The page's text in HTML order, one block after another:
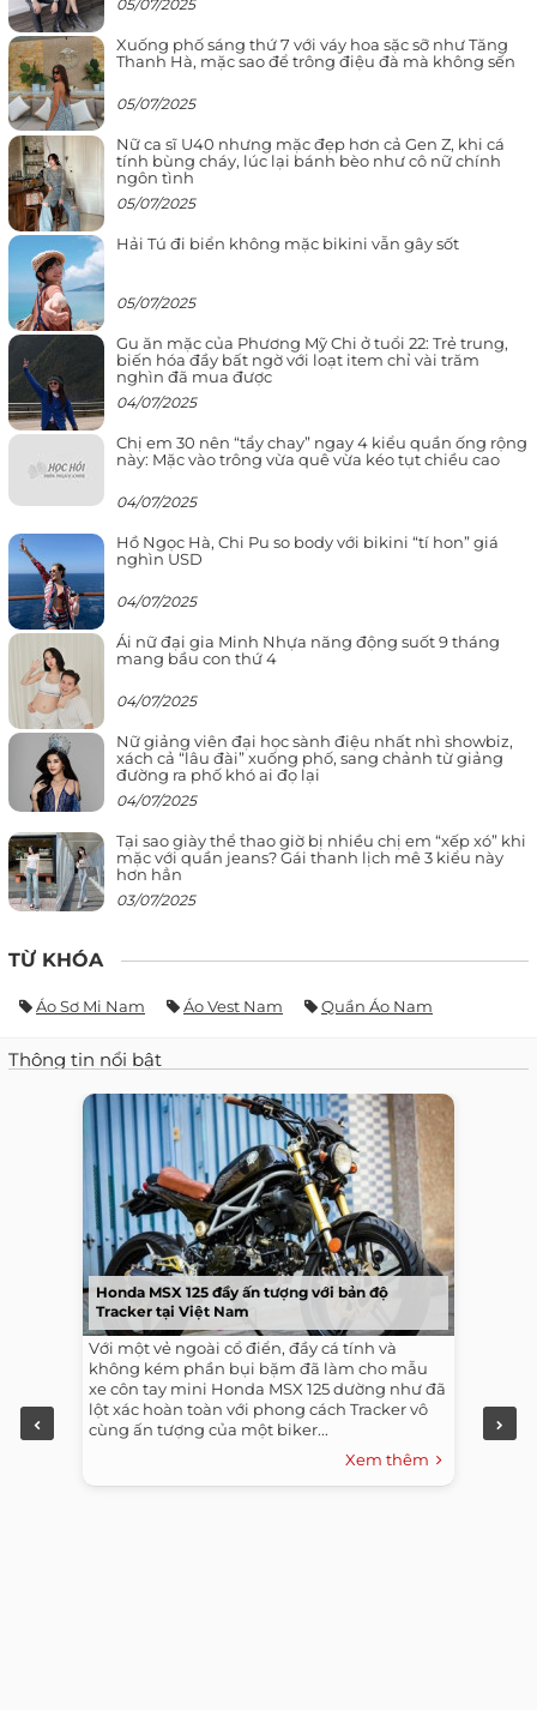
05/07/2025
Xuống phố sáng thứ 7 với váy hoa sặc sỡ như Tăng
Thanh Hà, mặc sao để trông điệu đà mà không sến
05/07/2025
Nữ ca sĩ U40 nhưng mặc đẹp hơn cả Gen Z, khi cá
tính bùng cháy, lúc lại bánh bèo như cô nữ chính
ngôn tình
05/07/2025
Hải Tú đi biển không mặc bikini vẫn gây sốt
05/07/2025
Gu ăn mặc của Phương Mỹ Chi ở tuổi 22: Trẻ trung,
biến hóa đầy bất ngờ với loạt item chỉ vài trăm
nghìn đã mua được
04/07/2025
Chị em 30 nên “tẩy chay” ngay 4 kiểu quần ống rộng
này: Mặc vào trông vừa quê vừa kéo tụt chiều cao
04/07/2025
Hồ Ngọc Hà, Chi Pu so body với bikini “tí hon” giá
nghìn USD
04/07/2025
Ái nữ đại gia Minh Nhựa năng động suốt 9 tháng
mang bầu con thứ 4
04/07/2025
Nữ giảng viên đại học sành điệu nhất nhì showbiz,
xách cả “lâu đài” xuống phố, sang chảnh từ giảng
đường ra phố khó ai đọ lại
04/07/2025
Tại sao giày thể thao giờ bị nhiều chị em “xếp xó” khi
mặc với quần jeans? Gái thanh lịch mê 3 kiểu này
hơn hẳn
03/07/2025
TỪ KHÓA
Áo Sơ Mi Nam Áo Vest Nam Quần Áo Nam
Thông tin nổi bật
Honda MSX 125 đầy ấn tượng với bản độ
Tracker tại Việt Nam
Với một vẻ ngoài cổ điển, đầy cá tính và
không kém phần bụi bặm đã làm cho mẫu
xe côn tay mini Honda MSX 125 dường như đã
lột xác hoàn toàn với phong cách Tracker vô
cùng ấn tượng của một biker...
Xem thêm